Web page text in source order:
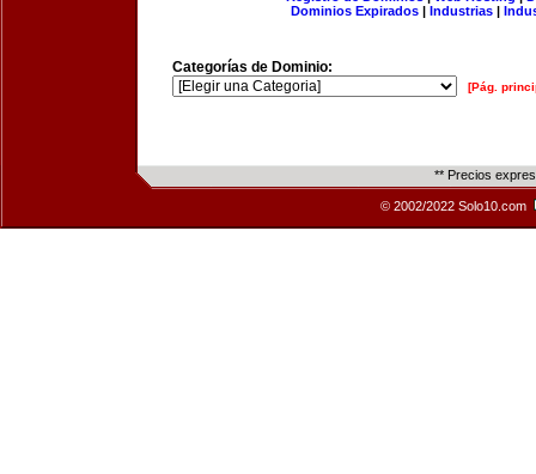
Dominios Expirados | Industrias |
Categorías de Dominio:
[Pág.
** Precios
© 2002/2022 Solo10.com